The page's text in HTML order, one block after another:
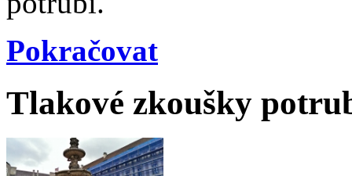
Pokračovat
Tlakové zkoušky